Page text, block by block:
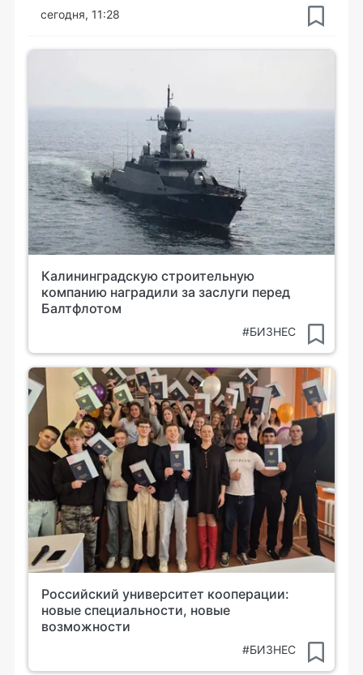
сегодня, 11:28
Калининградскую строительную
компанию наградили за заслуги перед
Балтфлотом
#БИЗНЕС
Российский университет кооперации:
новые специальности, новые
возможности
#БИЗНЕС